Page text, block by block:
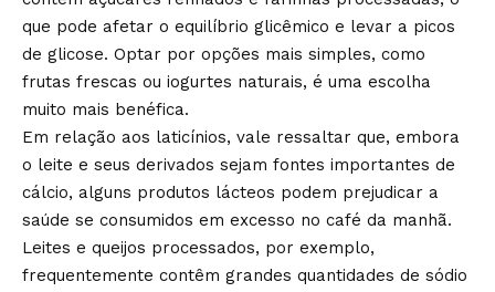
que pode afetar o equilíbrio glicêmico e levar a picos
de glicose. Optar por opções mais simples, como
frutas frescas ou iogurtes naturais, é uma escolha
muito mais benéfica.
Em relação aos laticínios, vale ressaltar que, embora
o leite e seus derivados sejam fontes importantes de
cálcio, alguns produtos lácteos podem prejudicar a
saúde se consumidos em excesso no café da manhã.
Leites e queijos processados, por exemplo,
frequentemente contêm grandes quantidades de sódio